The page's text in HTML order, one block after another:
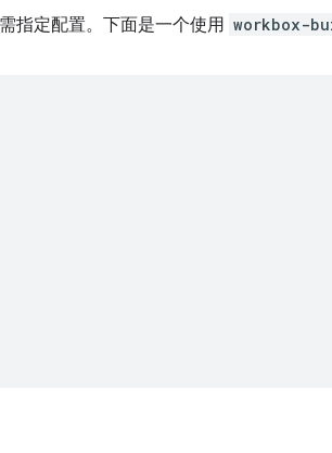
指定配置。下面是一个使用 workbox-